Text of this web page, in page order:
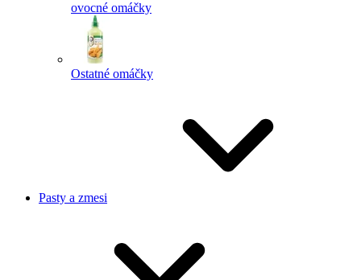
ovocné omáčky
Ostatné omáčky
Pasty a zmesi